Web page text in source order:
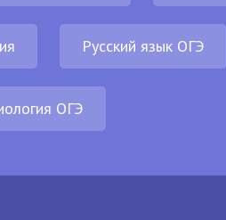
Русский язык ОГЭ
ОГЭ